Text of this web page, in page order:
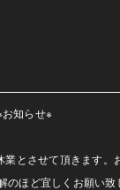
お知らせ※
とさせて頂きます。
ほど宜しくお願い致